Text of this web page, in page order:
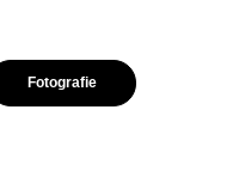
Fotografie